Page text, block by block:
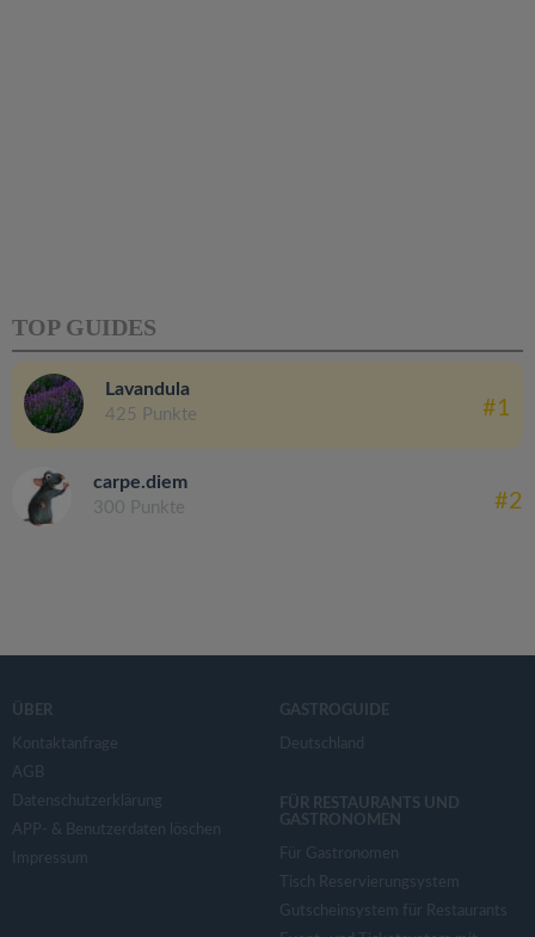
TOP GUIDES
Lavandula
425 Punkte #1
carpe.diem
300 Punkte #2
ÜBER
Kontaktanfrage
AGB
Datenschutzerklärung
APP- & Benutzerdaten löschen
Impressum
GASTROGUIDE
Deutschland
FÜR RESTAURANTS UND
GASTRONOMEN
Für Gastronomen
Tisch Reservierungsystem
Gutscheinsystem für Restaurants